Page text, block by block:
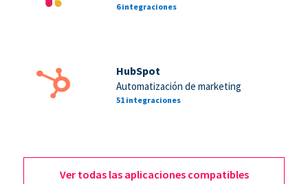
6 integraciones
HubSpot
Automatización de marketing
51 integraciones
Ver todas las aplicaciones compatibles